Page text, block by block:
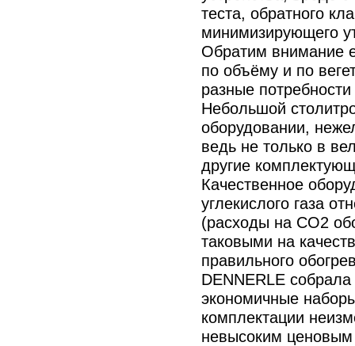
теста, обратного
минимизирующего
Обратим внимание
по объёму и по
разные
Небольшой
оборудовании,
ведь не только в
другие
Качественное
углекислого газа
(расходы на CO2
таковыми на
правильного
DENNERLE
экономичные
комплектации
невысоким